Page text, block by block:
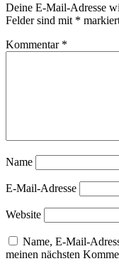
Deine E-Mail-Adresse
Felder sind mit *
Kommentar *
Name
E-Mail-Adresse
Website
Name, E-Mail-
meinen nächsten